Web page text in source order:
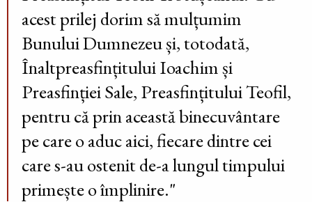
acest prilej dorim să mulțumim
Bunului Dumnezeu și, totodată,
Înaltpreasfințitului Ioachim și
Preasfinției Sale, Preasfințitului Teofil,
pentru că prin această binecuvântare
pe care o aduc aici, fiecare dintre cei
care s-au ostenit de-a lungul timpului
primește o împlinire."